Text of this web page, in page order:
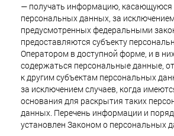
— получать информацию, касающуюся
персональных данных, за
предусмотренных федеральными
предоставляются субъекту
Оператором в доступной форме, и в
содержаться персональные данные,
к другим субъектам персональных
за исключением случаев, когда
основания для раскрытия таких
данных. Перечень информации и
установлен Законом о персональных